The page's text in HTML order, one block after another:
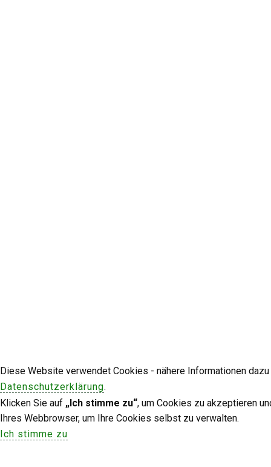
Diese Website verwendet Cookies - nähere Informationen
Datenschutzerklärung.
Klicken Sie auf „Ich stimme zu“, um Cookies zu akzeptieren
Ihres Webbrowser, um Ihre Cookies selbst zu verwalten.
Ich stimme zu